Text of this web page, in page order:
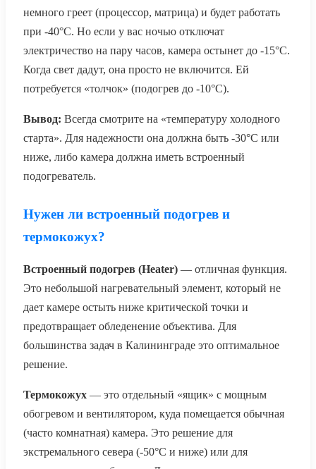
немного греет (процессор, матрица) и будет работать
при -40°C. Но если у вас ночью отключат
электричество на пару часов, камера остынет до -15°C.
Когда свет дадут, она просто не включится. Ей
потребуется «толчок» (подогрев до -10°C).
Вывод: Всегда смотрите на «температуру холодного
старта». Для надежности она должна быть -30°C или
ниже, либо камера должна иметь встроенный
подогреватель.
Нужен ли встроенный подогрев и
термокожух?
Встроенный подогрев (Heater) — отличная функция.
Это небольшой нагревательный элемент, который не
дает камере остыть ниже критической точки и
предотвращает обледенение объектива. Для
большинства задач в Калининграде это оптимальное
решение.
Термокожух — это отдельный «ящик» с мощным
обогревом и вентилятором, куда помещается обычная
(часто комнатная) камера. Это решение для
экстремального севера (-50°C и ниже) или для